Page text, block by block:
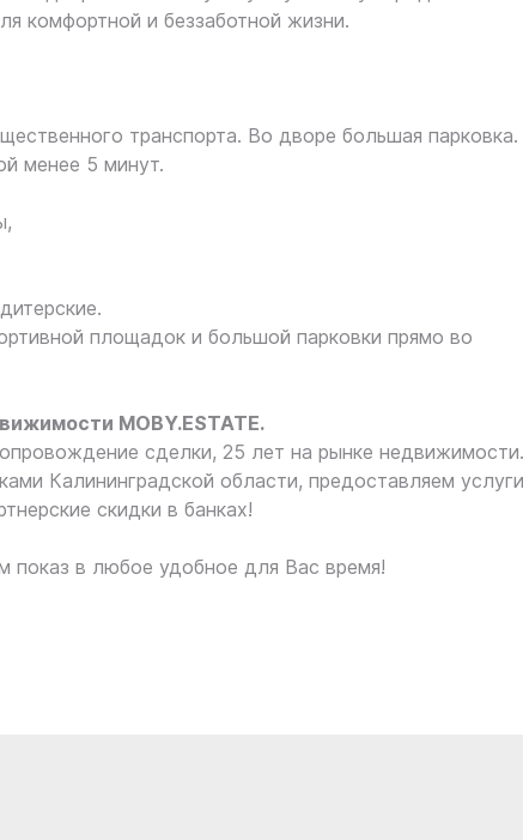
комфортной и беззаботной жизни.
транспорта. Во дворе большая парковка.
менее 5 минут.
площадок и большой парковки прямо во
MOBY.ESTATE.
сделки, 25 лет на рынке недвижимости.
Калининградской области, предоставляем услуги
скидки в банках!
показ в любое удобное для Вас время!